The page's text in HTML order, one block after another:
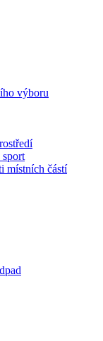
výboru
místních částí